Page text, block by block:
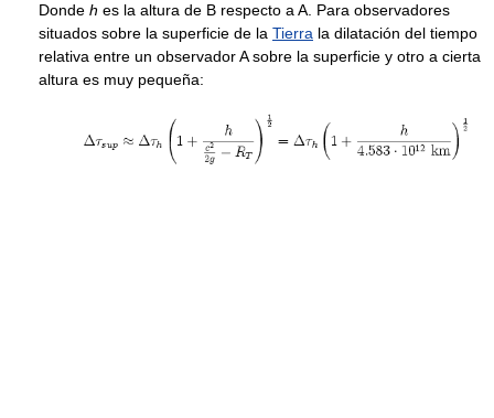
Donde h es la altura de B respecto a A. Para observadores
situados sobre la superficie de la Tierra la dilatación del tiempo
relativa entre un observador A sobre la superficie y otro a cierta
altura es muy pequeña: